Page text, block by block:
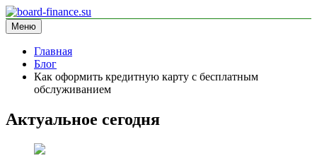
Перейти
к
содержимому
board-finance.su
блог про финансы
Меню
Главная
Блог
Как оформить кредитную карту с бесплатным
обслуживанием
Актуальное сегодня